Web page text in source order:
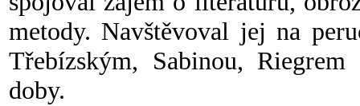
metody. Navštěvoval jej na
Třebízským, Sabinou,
doby.